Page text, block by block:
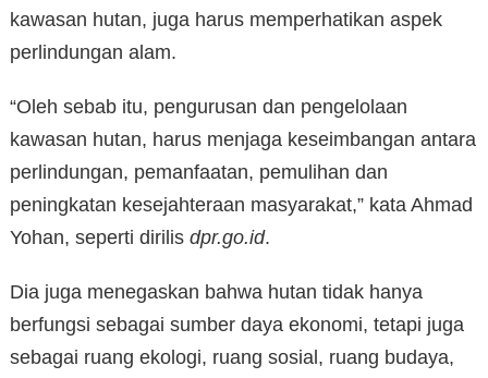
kawasan hutan, juga harus memperhatikan aspek
perlindungan alam.
“Oleh sebab itu, pengurusan dan pengelolaan
kawasan hutan, harus menjaga keseimbangan antara
perlindungan, pemanfaatan, pemulihan dan
peningkatan kesejahteraan masyarakat,” kata Ahmad
Yohan, seperti dirilis dpr.go.id.
Dia juga menegaskan bahwa hutan tidak hanya
berfungsi sebagai sumber daya ekonomi, tetapi juga
sebagai ruang ekologi, ruang sosial, ruang budaya,